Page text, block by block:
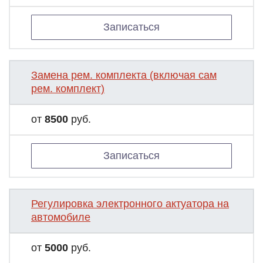
Записаться
Замена рем. комплекта (включая сам
рем. комплект)
от 8500 руб.
Записаться
Регулировка электронного актуатора на
автомобиле
от 5000 руб.